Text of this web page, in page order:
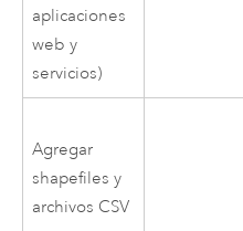
aplicaciones
web y
servicios)
Agregar
shapefiles y
archivos CSV